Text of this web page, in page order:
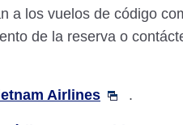
a los vuelos de código
de la reserva o
Airlines .